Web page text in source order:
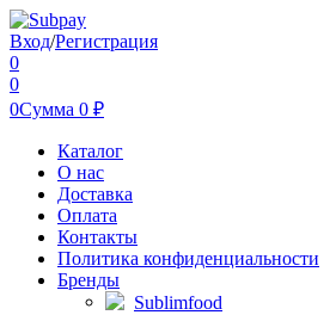
Вход/Регистрация
0
0
0Сумма 0 ₽
Каталог
О нас
Доставка
Оплата
Контакты
Политика конфиденциальности
Бренды
Sublimfood